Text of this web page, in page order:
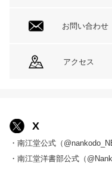
お問い合わせ
アクセス
X
・南江堂公式（
・南江堂洋書部公式（